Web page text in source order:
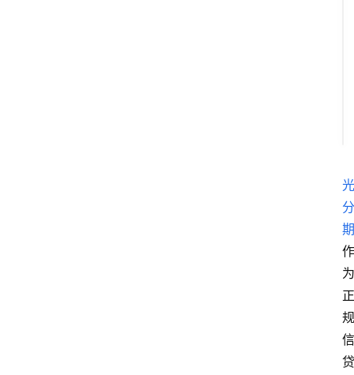
光
分
期
作
为
正
规
信
贷